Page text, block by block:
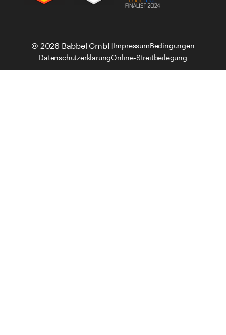
© 2026 Babbel GmbHImpressumBedingungen
DatenschutzerklärungOnline-Streitbeilegung